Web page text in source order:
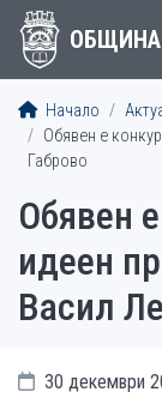
ОБЩИНА
Начало
Обявен е
Габрово
Обявен
идеен
Васил
30 декември